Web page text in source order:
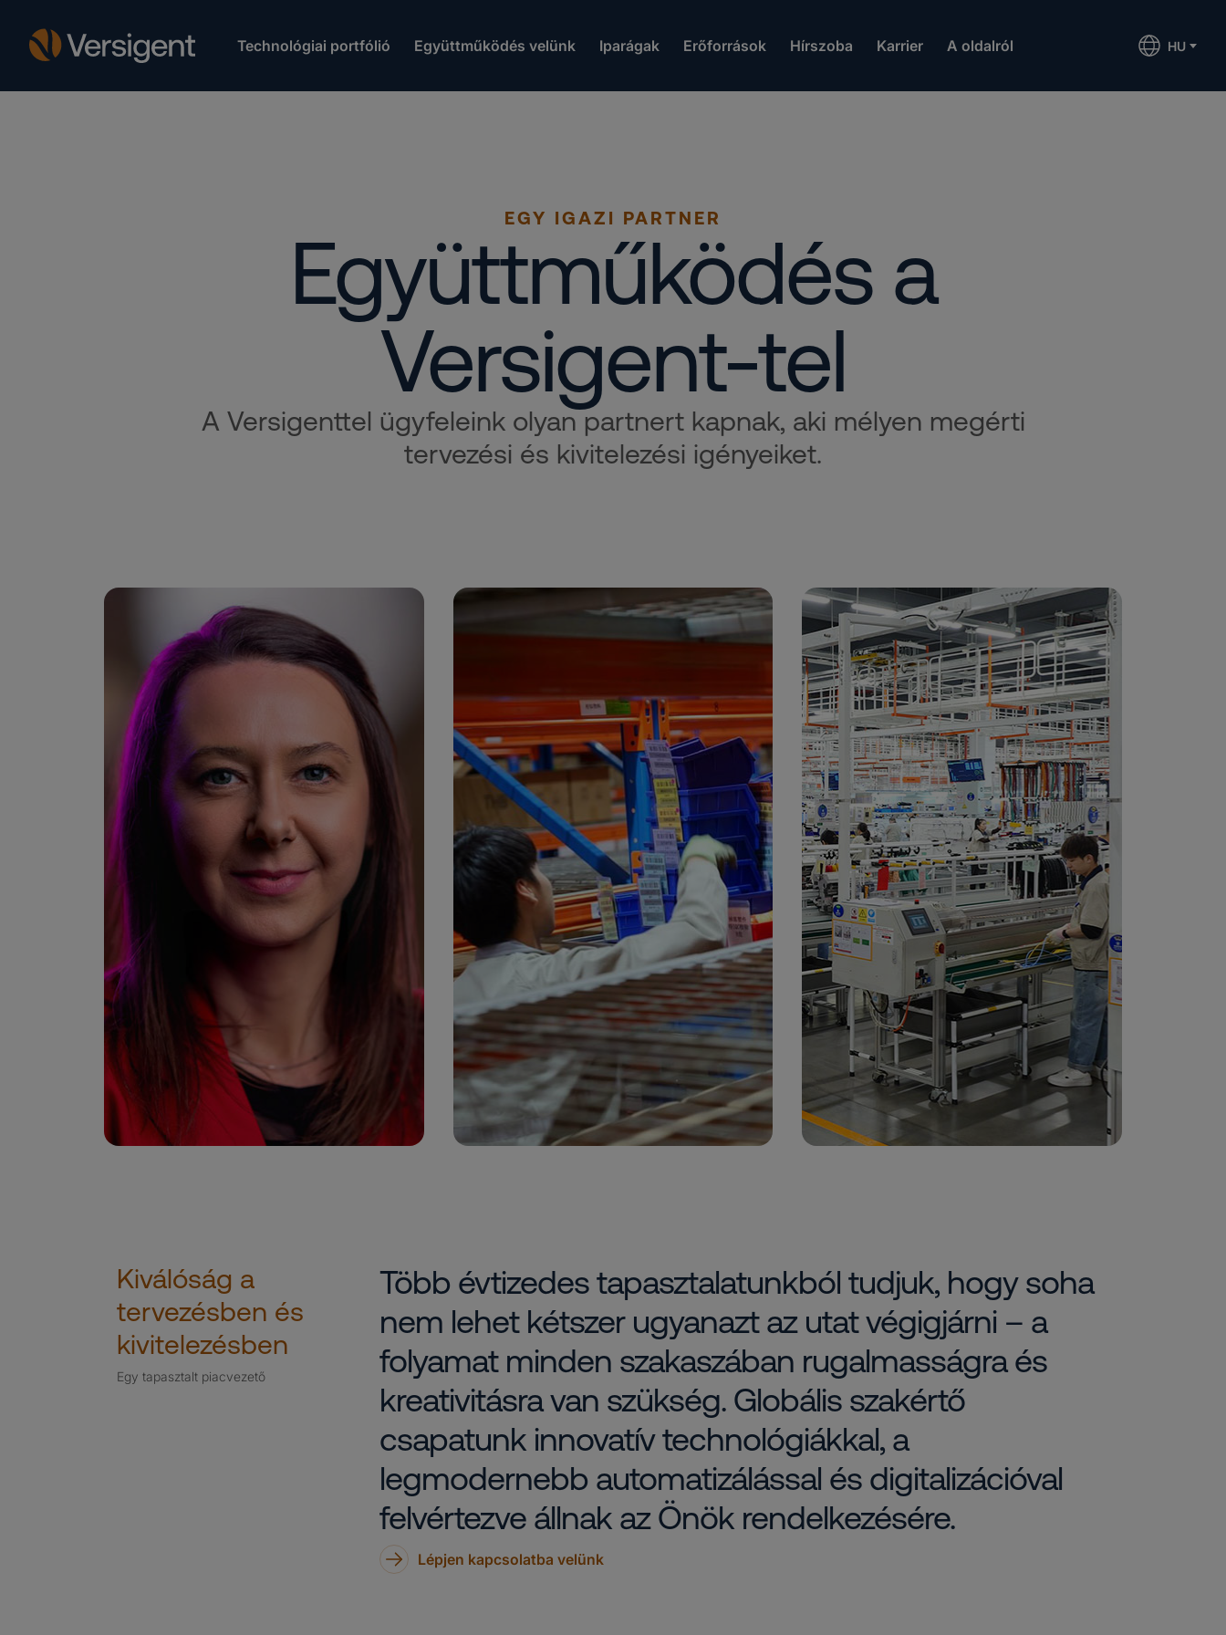
Technológiai portfólió Együttműködés velünk Iparágak Erőforrások Hírszoba Karrier A oldalról HU
EGY IGAZI PARTNER
Együttműködés a
Versigent-tel
A Versigenttel ügyfeleink olyan partnert kapnak, aki mélyen megérti
tervezési és kivitelezési igényeiket.
Kiválóság a
tervezésben és
kivitelezésben
Egy tapasztalt piacvezető
Több évtizedes tapasztalatunkból tudjuk, hogy soha
nem lehet kétszer ugyanazt az utat végigjárni – a
folyamat minden szakaszában rugalmasságra és
kreativitásra van szükség. Globális szakértő
csapatunk innovatív technológiákkal, a
legmodernebb automatizálással és digitalizációval
felvértezve állnak az Önök rendelkezésére.
Lépjen kapcsolatba velünk